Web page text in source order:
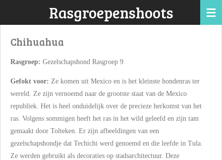
de
hoofdinhoud
Rasgroepenshoots
Chihuahua
Rasgroep: Gezelschapshond Rasgroep 9
Gefokt voor: Ze komen uit Mexico en is het kleinste hondenras ter
wereld. Ze zijn vernoemd naar de grootste staat van de Mexico
republiek. Het is heel onduidelijk over de precieze herkomst van het
ras. Volgens sommigen heeft het ras in het wild geleefd en zijn tam
gemaakt door Tolteken. Er zijn afbeeldingen van een
gezelschapshondje dat Techichi werd genoemd en die leefde in Tula.
Ze werden gebruikt als decoraties op stadsarchitectuur. Deze